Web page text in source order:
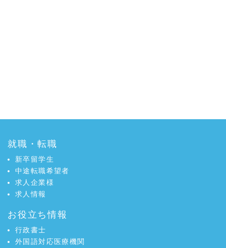
就職・転職
新卒留学生
中途転職希望者
求人企業様
求人情報
お役立ち情報
行政書士
外国語対応医療機関